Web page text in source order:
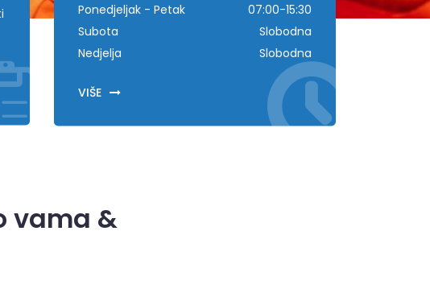
Ponedjeljak - Petak
07:00-15:30
Subota
Slobodna
Nedjelja
Slobodna
VIŠE
vama &